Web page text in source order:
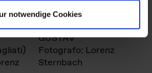
notwendige Cookies
GUSTAV
Fotografo: Lorenz
Sternbach